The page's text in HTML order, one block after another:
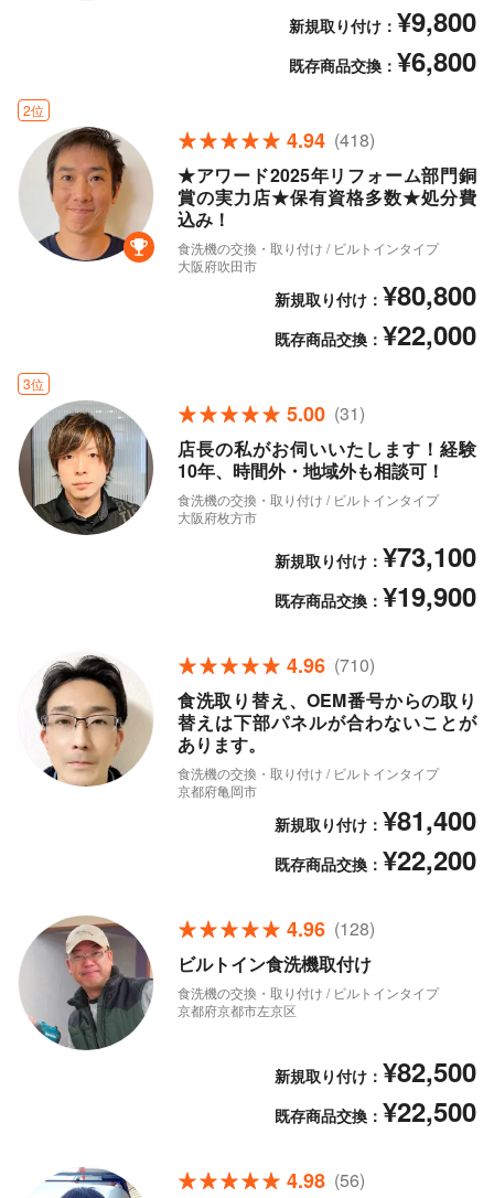
新規取り付け： ¥9,800
既存商品交換： ¥6,800
2位
4.94 (418)
★アワード2025年リフォーム部門銅
賞の実力店★保有資格多数★処分費
込み！
食洗機の交換・取り付け / ビルトインタイプ
大阪府吹田市
新規取り付け： ¥80,800
既存商品交換： ¥22,000
3位
5.00 (31)
店長の私がお伺いいたします！経験
10年、時間外・地域外も相談可！
食洗機の交換・取り付け / ビルトインタイプ
大阪府枚方市
新規取り付け： ¥73,100
既存商品交換： ¥19,900
4.96 (710)
食洗取り替え、OEM番号からの取り
替えは下部パネルが合わないことが
あります。
食洗機の交換・取り付け / ビルトインタイプ
京都府亀岡市
新規取り付け： ¥81,400
既存商品交換： ¥22,200
4.96 (128)
ビルトイン食洗機取付け
食洗機の交換・取り付け / ビルトインタイプ
京都府京都市左京区
新規取り付け： ¥82,500
既存商品交換： ¥22,500
4.98 (56)